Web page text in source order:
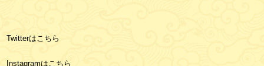
Twitterは こちら
Instagramは こちら